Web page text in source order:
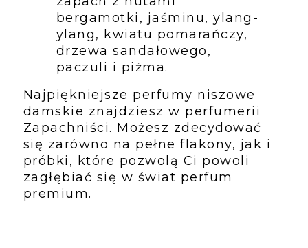
bergamotki, jaśminu, ylang-
ylang, kwiatu pomarańczy,
drzewa sandałowego,
paczuli i piżma.
Najpiękniejsze perfumy niszowe
damskie znajdziesz w perfumerii
Zapachniści. Możesz zdecydować
się zarówno na pełne flakony, jak i
próbki, które pozwolą Ci powoli
zagłębiać się w świat perfum
premium.